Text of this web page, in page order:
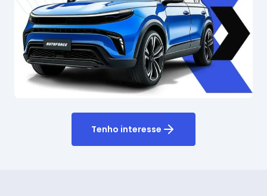
Tenho interesse